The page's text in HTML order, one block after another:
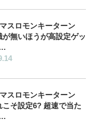
マスロモンキーターン
が無いほうが高設定ゲッ
マスロモンキーターン
こそ設定6? 超速で当た